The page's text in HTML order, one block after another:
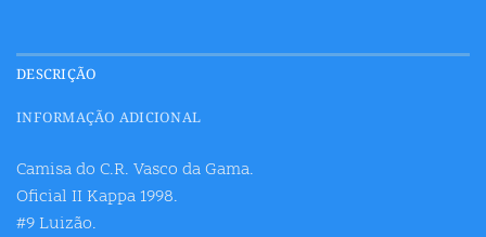
DESCRIÇÃO
INFORMAÇÃO ADICIONAL
Camisa do C.R. Vasco da Gama.
Oficial II Kappa 1998.
#9 Luizão.